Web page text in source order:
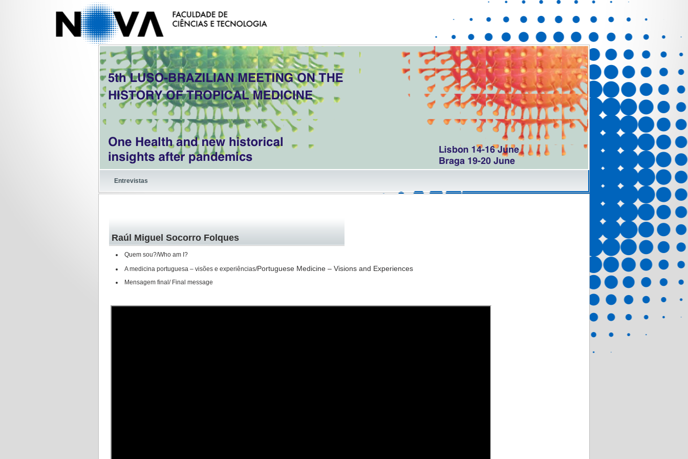
Entrevistas
Raúl Miguel Socorro Folques
Quem sou?/Who am I?
A medicina portuguesa – visões e experiências/Portuguese Medicine – Visions and Experiences
Mensagem final/ Final message